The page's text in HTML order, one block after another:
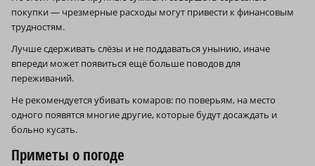
покупки — чрезмерные расходы могут привести к финансовым
трудностям.
Лучше сдерживать слёзы и не поддаваться унынию, иначе
впереди может появиться ещё больше поводов для
переживаний.
Не рекомендуется убивать комаров: по поверьям, на место
одного появятся многие другие, которые будут досаждать и
больно кусать.
Приметы о погоде